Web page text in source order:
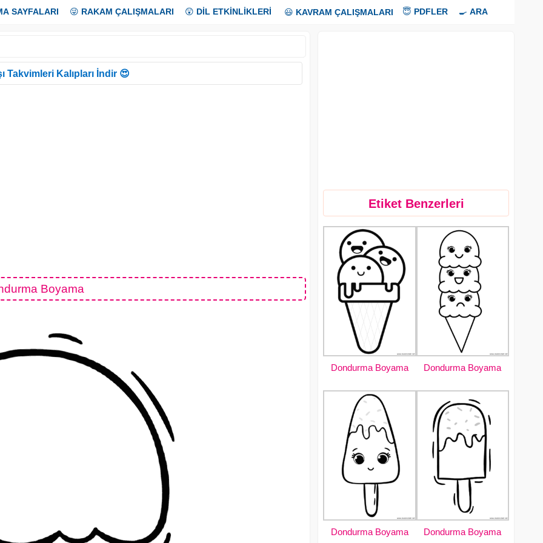
SAYFALARI 😜 RAKAM ÇALIŞMALARI 😲 DİL ETKİNLİKLERİ 😃 KAVRAM ÇALIŞMALARI 😇 PDFLER 🍳 ARA
Takvimleri Kalıpları İndir 😍
Boyama
Etiket Benzerleri
Dondurma Boyama Dondurma Boyama
Dondurma Boyama Dondurma Boyama